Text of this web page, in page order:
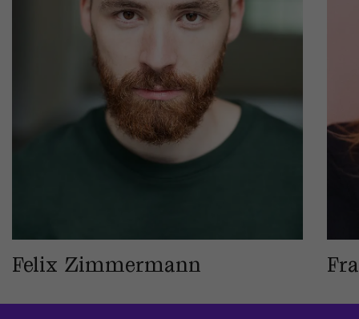
Felix Zimmermann